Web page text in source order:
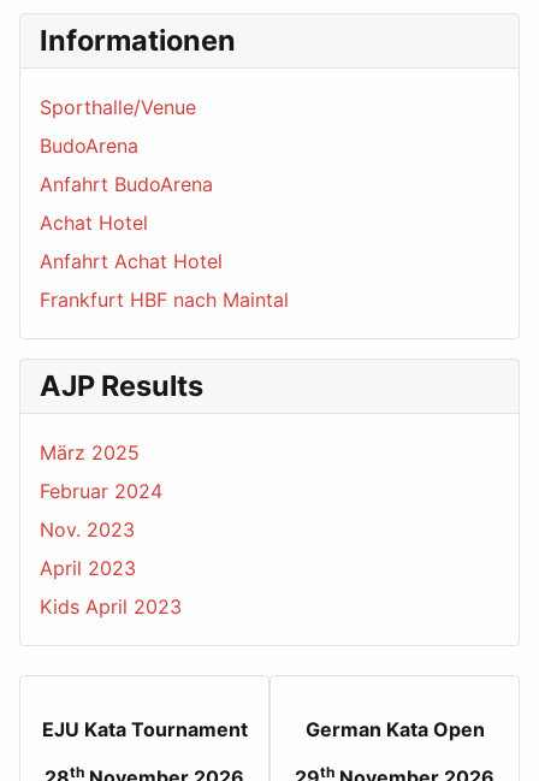
Informationen
Sporthalle/Venue
BudoArena
Anfahrt BudoArena
Achat Hotel
Anfahrt Achat Hotel
Frankfurt HBF nach Maintal
AJP Results
März 2025
Februar 2024
Nov. 2023
April 2023
Kids April 2023
EJU Kata Tournament
th
German Kata Open
th